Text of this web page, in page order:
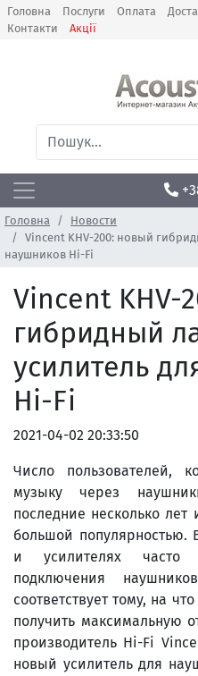
Головна Послуги Оплата
Контакти
Акції
Головна
Новости
Vincent KHV-200: новый
наушников Hi-Fi
Vincent KHV-
гибридный
усилитель
Hi-Fi
2021-04-02 20:33:50
Число пользователей,
музыку через
последние несколько лет
большой популярностью.
и усилителях
подключения
соответствует тому, на
получить максимальную
производитель Hi-Fi
новый усилитель для